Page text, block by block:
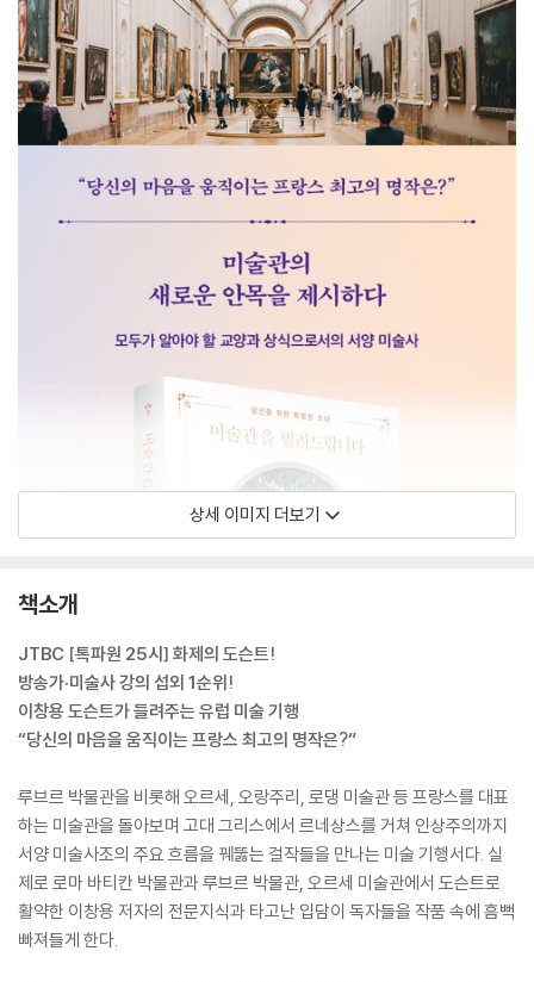
상세 이미지 더보기
책소개
JTBC [톡파원 25시] 화제의 도슨트!
방송가·미술사 강의 섭외 1순위!
이창용 도슨트가 들려주는 유럽 미술 기행
“당신의 마음을 움직이는 프랑스 최고의 명작은?”
루브르 박물관을 비롯해 오르세, 오랑주리, 로댕 미술관 등 프랑스를 대표
하는 미술관을 돌아보며 고대 그리스에서 르네상스를 거쳐 인상주의까지
서양 미술사조의 주요 흐름을 꿰뚫는 걸작들을 만나는 미술 기행서다. 실
제로 로마 바티칸 박물관과 루브르 박물관, 오르세 미술관에서 도슨트로
활약한 이창용 저자의 전문지식과 타고난 입담이 독자들을 작품 속에 흠뻑
빠져들게 한다.